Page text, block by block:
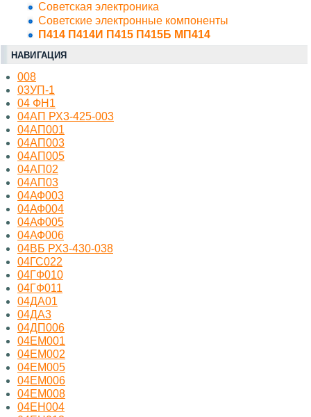
Советская электроника
Советские электронные компоненты
П414 П414И П415 П415Б МП414
НАВИГАЦИЯ
008
03УП-1
04 ФН1
04АП РХ3-425-003
04АП001
04АП003
04АП005
04АП02
04АП03
04АФ003
04АФ004
04АФ005
04АФ006
04ВБ РХ3-430-038
04ГС022
04ГФ010
04ГФ011
04ДА01
04ДА3
04ДП006
04ЕМ001
04ЕМ002
04ЕМ005
04ЕМ006
04ЕМ008
04ЕН004